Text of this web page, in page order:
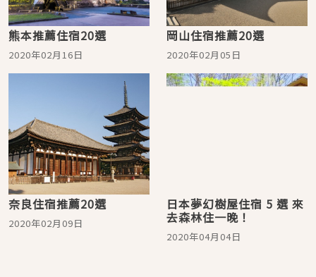
熊本推薦住宿20選
2020年02月16日
岡山住宿推薦20選
2020年02月05日
奈良住宿推薦20選
2020年02月09日
日本夢幻樹屋住宿 5 選 來
去森林住一晚！
2020年04月04日